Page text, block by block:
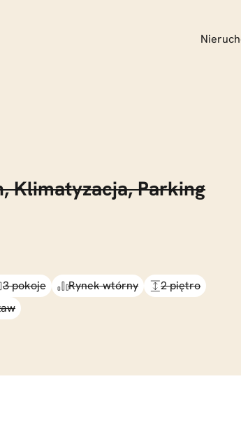
Klimatyzacja,Parking
3 pokoje Rynek wtórny
2 piętro